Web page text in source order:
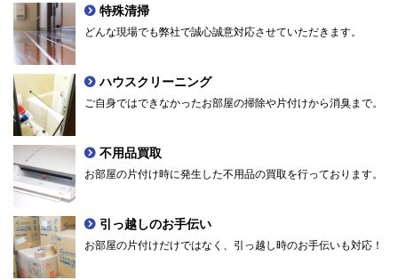
特殊清掃
どんな現場でも弊社で誠心誠意対応させていただきます。
ハウスクリーニング
ご自身ではできなかったお部屋の掃除や片付けから消臭まで。
不用品買取
お部屋の片付け時に発生した不用品の買取を行っております。
引っ越しのお手伝い
お部屋の片付けだけではなく、引っ越し時のお手伝いも対応！